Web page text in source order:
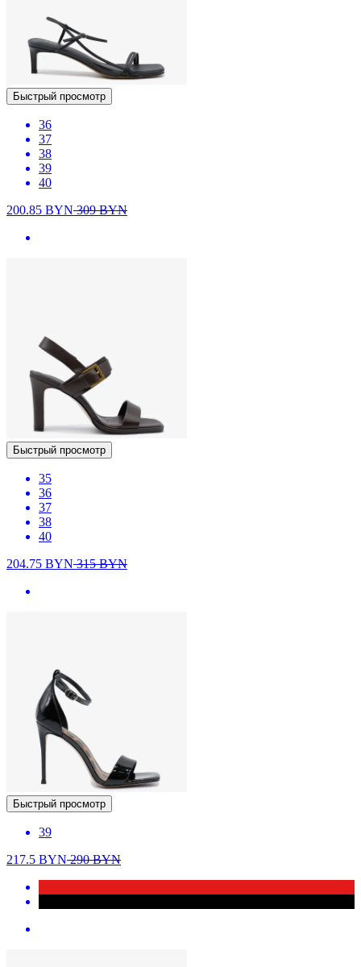
Быстрый просмотр
36
37
38
39
40
200.85 BYN309BYN
Быстрый просмотр
35
36
37
38
40
204.75 BYN315BYN
Быстрый просмотр
39
217.5 BYN290BYN